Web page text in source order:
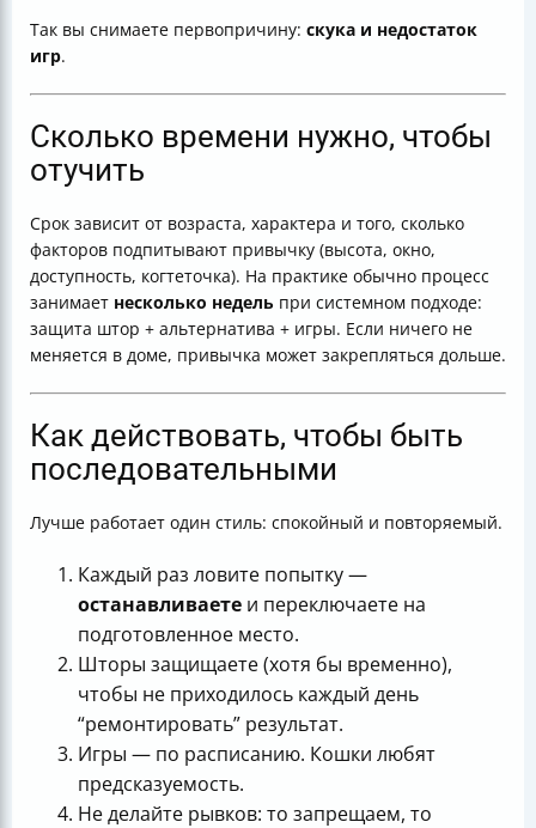
Так вы снимаете первопричину: скука и недостаток
игр.
Сколько времени нужно, чтобы
отучить
Срок зависит от возраста, характера и того, сколько
факторов подпитывают привычку (высота, окно,
доступность, когтеточка). На практике обычно процесс
занимает несколько недель при системном подходе:
защита штор + альтернатива + игры. Если ничего не
меняется в доме, привычка может закрепляться дольше.
Как действовать, чтобы быть
последовательными
Лучше работает один стиль: спокойный и повторяемый.
Каждый раз ловите попытку —
останавливаете и переключаете на
подготовленное место.
Шторы защищаете (хотя бы временно),
чтобы не приходилось каждый день
“ремонтировать” результат.
Игры — по расписанию. Кошки любят
предсказуемость.
Не делайте рывков: то запрещаем, то